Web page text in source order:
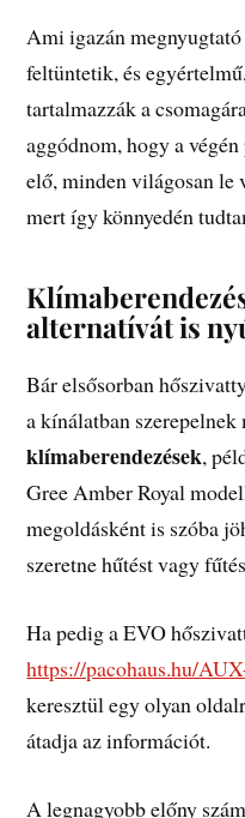
Ami igazán
feltüntetik, és
tartalmazzák a
aggódnom, hogy a
elő, minden világosan le
mert így könnyedén
alternatívát is
Bár elsősorban
a kínálatban szerepelnek
klímaberendezések,
Gree Amber Royal
megoldásként is szóba
szeretne hűtést vagy
Ha pedig a EVO
https://pacohaus.hu/
keresztül egy olyan
átadja az információt.
A legnagyobb előny